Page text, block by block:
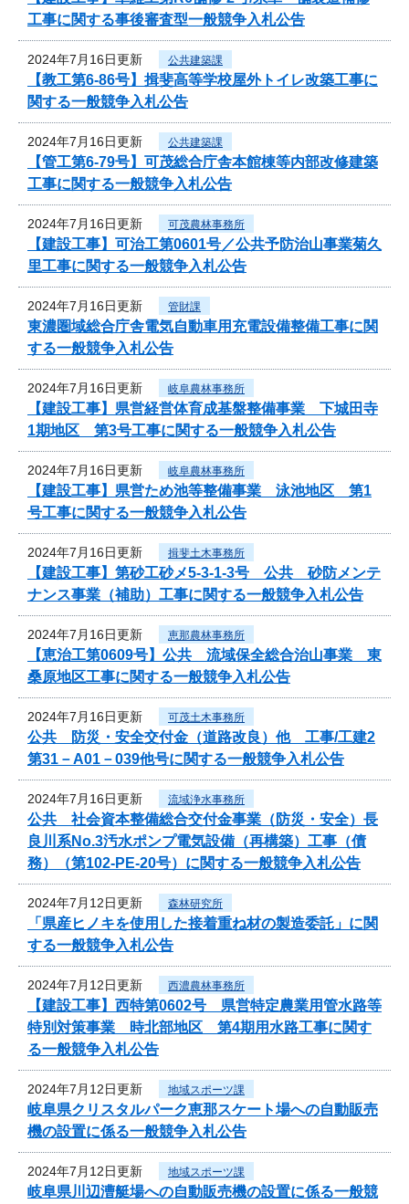
工事に関する事後審査型一般競争入札公告
2024年7月16日更新 公共建築課
【教工第6-86号】揖斐高等学校屋外トイレ改築工事に
関する一般競争入札公告
2024年7月16日更新 公共建築課
【管工第6-79号】可茂総合庁舎本館棟等内部改修建築
工事に関する一般競争入札公告
2024年7月16日更新 可茂農林事務所
【建設工事】可治工第0601号／公共予防治山事業菊久
里工事に関する一般競争入札公告
2024年7月16日更新 管財課
東濃圏域総合庁舎電気自動車用充電設備整備工事に関
する一般競争入札公告
2024年7月16日更新 岐阜農林事務所
【建設工事】県営経営体育成基盤整備事業 下城田寺
1期地区 第3号工事に関する一般競争入札公告
2024年7月16日更新 岐阜農林事務所
【建設工事】県営ため池等整備事業 泳池地区 第1
号工事に関する一般競争入札公告
2024年7月16日更新 揖斐土木事務所
【建設工事】第砂工砂メ5-3-1-3号 公共 砂防メンテ
ナンス事業（補助）工事に関する一般競争入札公告
2024年7月16日更新 恵那農林事務所
【恵治工第0609号】公共 流域保全総合治山事業 東
桑原地区工事に関する一般競争入札公告
2024年7月16日更新 可茂土木事務所
公共 防災・安全交付金（道路改良）他 工事/工建2
第31－A01－039他号に関する一般競争入札公告
2024年7月16日更新 流域浄水事務所
公共 社会資本整備総合交付金事業（防災・安全）長
良川系No.3汚水ポンプ電気設備（再構築）工事（債
務）（第102-PE-20号）に関する一般競争入札公告
2024年7月12日更新 森林研究所
「県産ヒノキを使用した接着重ね材の製造委託」に関
する一般競争入札公告
2024年7月12日更新 西濃農林事務所
【建設工事】西特第0602号 県営特定農業用管水路等
特別対策事業 時北部地区 第4期用水路工事に関す
る一般競争入札公告
2024年7月12日更新 地域スポーツ課
岐阜県クリスタルパーク恵那スケート場への自動販売
機の設置に係る一般競争入札公告
2024年7月12日更新 地域スポーツ課
岐阜県川辺漕艇場への自動販売機の設置に係る一般競